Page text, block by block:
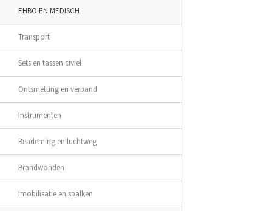
EHBO EN MEDISCH
Transport
Sets en tassen civiel
Ontsmetting en verband
Instrumenten
Beademing en luchtweg
Brandwonden
Imobilisatie en spalken